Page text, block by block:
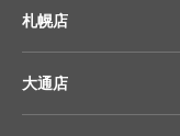
札幌店
大通店